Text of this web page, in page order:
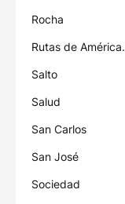
Rocha
Rutas de América.
Salto
Salud
San Carlos
San José
Sociedad